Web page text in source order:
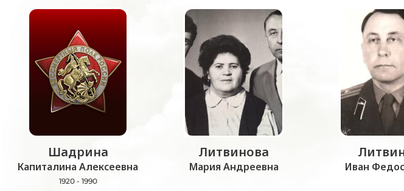
Шадрина
Капиталина Алексеевна
1920 - 1990
Литвинова
Мария Андреевна Иван